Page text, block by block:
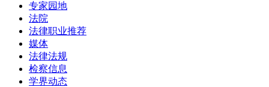
专家园地
法院
法律职业推荐
媒体
法律法规
检察信息
学界动态